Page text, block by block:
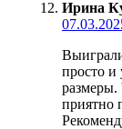
Ирина
Выиграли
просто и
размеры.
приятно